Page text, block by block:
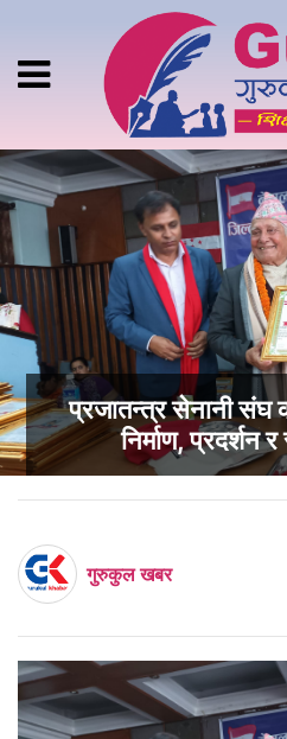
प्रजातन्त्र सेनानी संघ
निर्माण, प्रदर्शन
गुरुकुल खबर